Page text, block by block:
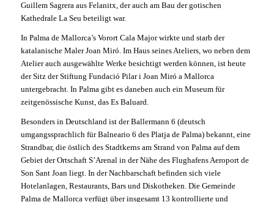
Guillem Sagrera aus Felanitx, der auch am Bau der gotischen
Kathedrale La Seu beteiligt war.
In Palma de Mallorca’s Vorort Cala Major wirkte und starb der
katalanische Maler Joan Miró. Im Haus seines Ateliers, wo neben dem
Atelier auch ausgewählte Werke besichtigt werden können, ist heute
der Sitz der Stiftung Fundació Pilar i Joan Miró a Mallorca
untergebracht. In Palma gibt es daneben auch ein Museum für
zeitgenössische Kunst, das Es Baluard.
Besonders in Deutschland ist der Ballermann 6 (deutsch
umgangssprachlich für Balneario 6 des Platja de Palma) bekannt, eine
Strandbar, die östlich des Stadtkerns am Strand von Palma auf dem
Gebiet der Ortschaft S’Arenal in der Nähe des Flughafens Aeroport de
Son Sant Joan liegt. In der Nachbarschaft befinden sich viele
Hotelanlagen, Restaurants, Bars und Diskotheken. Die Gemeinde
Palma de Mallorca verfügt über insgesamt 13 kontrollierte und